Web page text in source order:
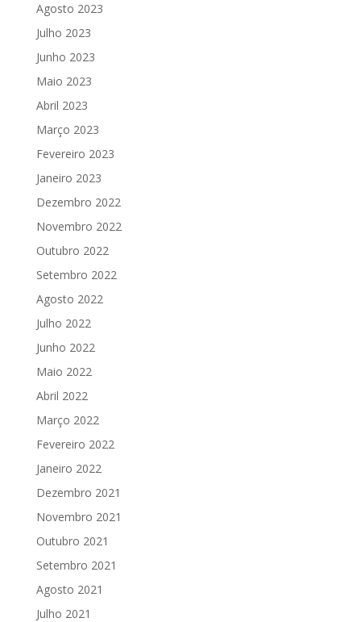
Agosto 2023
Julho 2023
Junho 2023
Maio 2023
Abril 2023
Março 2023
Fevereiro 2023
Janeiro 2023
Dezembro 2022
Novembro 2022
Outubro 2022
Setembro 2022
Agosto 2022
Julho 2022
Junho 2022
Maio 2022
Abril 2022
Março 2022
Fevereiro 2022
Janeiro 2022
Dezembro 2021
Novembro 2021
Outubro 2021
Setembro 2021
Agosto 2021
Julho 2021